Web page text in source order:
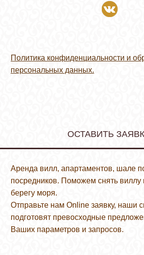
Политика конфиденциальности и
персональных данных.
ОСТАВИТЬ
Аренда вилл, апартаментов, шале
посредников. Поможем снять виллу
берегу моря.
Отправьте нам Online заявку, наши
подготовят превосходные
Ваших параметров и запросов.